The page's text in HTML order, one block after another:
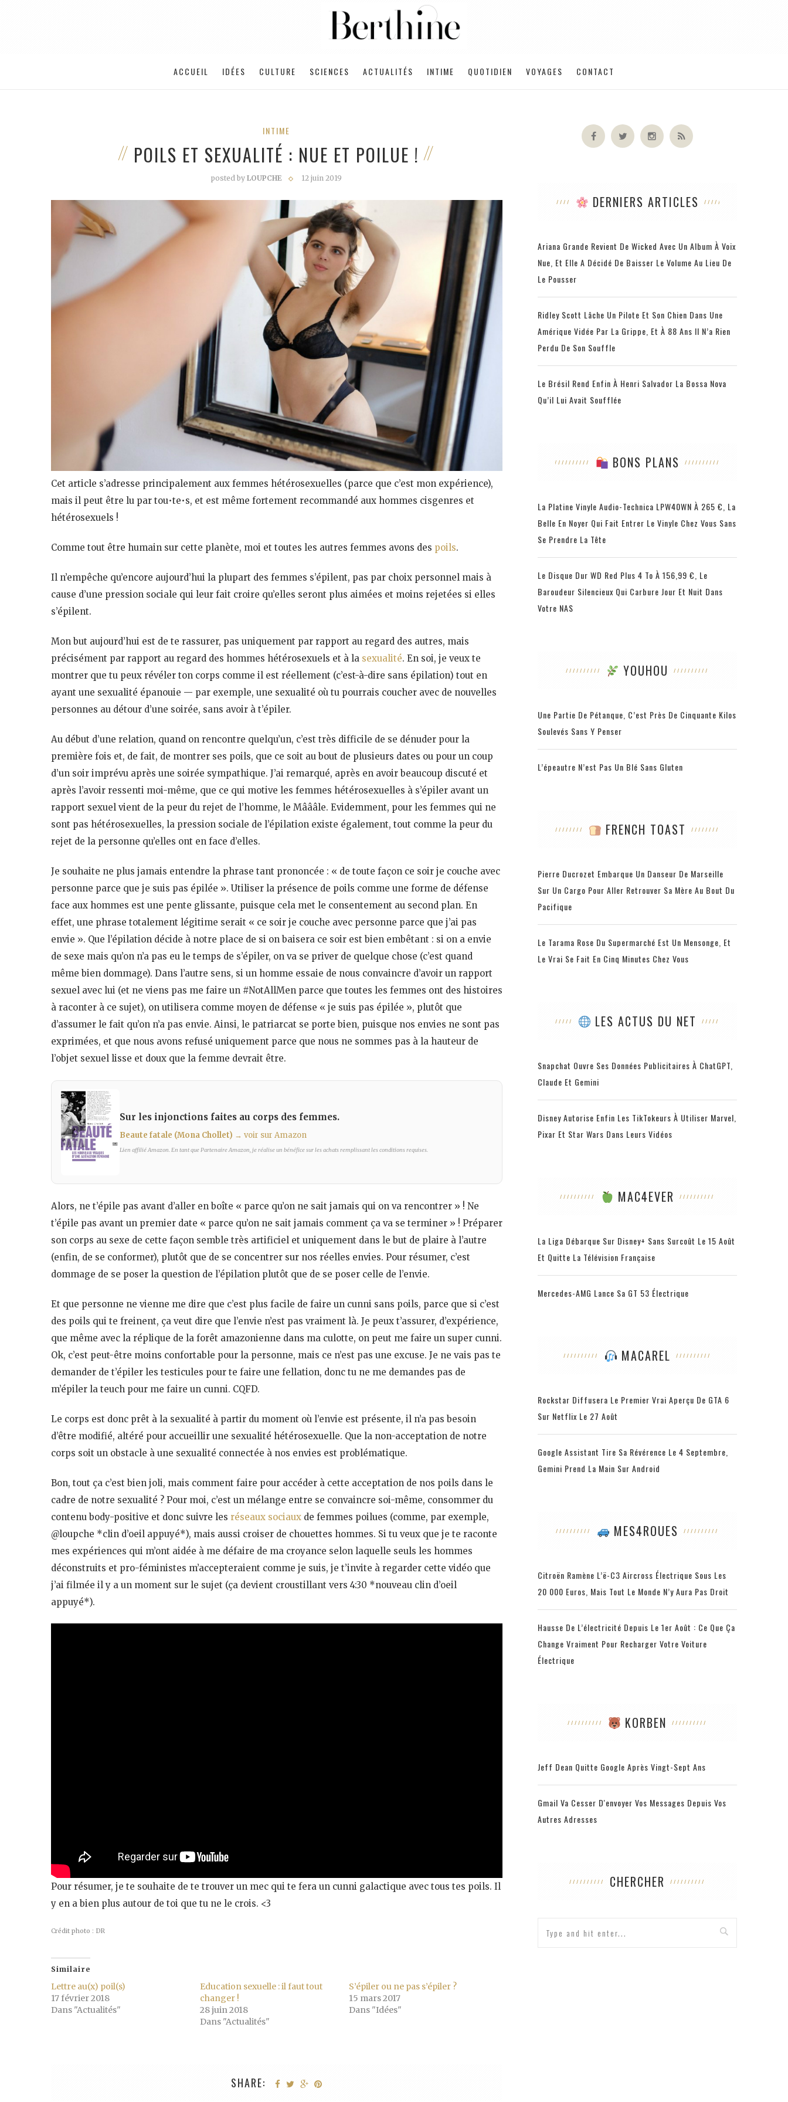
ACCUEIL IDÉES CULTURE SCIENCES ACTUALITÉS INTIME QUOTIDIEN VOYAGES CONTACT
INTIME
POILS ET SEXUALITÉ : NUE ET POILUE !
posted byLOUPCHE 12 juin 2019
Cet article s’adresse principalement aux femmes hétérosexuelles (parce que c’est mon expérience),
mais il peut être lu par tou•te•s, et est même fortement recommandé aux hommes cisgenres et
hétérosexuels !
Comme tout être humain sur cette planète, moi et toutes les autres femmes avons des poils.
Il n’empêche qu’encore aujourd’hui la plupart des femmes s’épilent, pas par choix personnel mais à
cause d’une pression sociale qui leur fait croire qu’elles seront plus aimées et moins rejetées si elles
s’épilent.
Mon but aujourd’hui est de te rassurer, pas uniquement par rapport au regard des autres, mais
précisément par rapport au regard des hommes hétérosexuels et à la sexualité. En soi, je veux te
montrer que tu peux révéler ton corps comme il est réellement (c’est-à-dire sans épilation) tout en
ayant une sexualité épanouie — par exemple, une sexualité où tu pourrais coucher avec de nouvelles
personnes au détour d’une soirée, sans avoir à t’épiler.
Au début d’une relation, quand on rencontre quelqu’un, c’est très difficile de se dénuder pour la
première fois et, de fait, de montrer ses poils, que ce soit au bout de plusieurs dates ou pour un coup
d’un soir imprévu après une soirée sympathique. J’ai remarqué, après en avoir beaucoup discuté et
après l’avoir ressenti moi-même, que ce qui motive les femmes hétérosexuelles à s’épiler avant un
rapport sexuel vient de la peur du rejet de l’homme, le Mâââle. Evidemment, pour les femmes qui ne
sont pas hétérosexuelles, la pression sociale de l’épilation existe également, tout comme la peur du
rejet de la personne qu’elles ont en face d’elles.
Je souhaite ne plus jamais entendre la phrase tant prononcée : « de toute façon ce soir je couche avec
personne parce que je suis pas épilée ». Utiliser la présence de poils comme une forme de défense
face aux hommes est une pente glissante, puisque cela met le consentement au second plan. En
effet, une phrase totalement légitime serait « ce soir je couche avec personne parce que j’ai pas
envie ». Que l’épilation décide à notre place de si on baisera ce soir est bien embêtant : si on a envie
de sexe mais qu’on n’a pas eu le temps de s’épiler, on va se priver de quelque chose (c’est quand
même bien dommage). Dans l’autre sens, si un homme essaie de nous convaincre d’avoir un rapport
sexuel avec lui (et ne viens pas me faire un #NotAllMen parce que toutes les femmes ont des histoires
à raconter à ce sujet), on utilisera comme moyen de défense « je suis pas épilée », plutôt que
d’assumer le fait qu’on n’a pas envie. Ainsi, le patriarcat se porte bien, puisque nos envies ne sont pas
exprimées, et que nous avons refusé uniquement parce que nous ne sommes pas à la hauteur de
l’objet sexuel lisse et doux que la femme devrait être.
Sur les injonctions faites au corps des femmes.
Beaute fatale (Mona Chollet) → voir sur Amazon
Lien affilié Amazon. En tant que Partenaire Amazon, je réalise un bénéfice sur les achats remplissant les conditions requises.
Alors, ne t’épile pas avant d’aller en boîte « parce qu’on ne sait jamais qui on va rencontrer » ! Ne
t’épile pas avant un premier date « parce qu’on ne sait jamais comment ça va se terminer » ! Préparer
son corps au sexe de cette façon semble très artificiel et uniquement dans le but de plaire à l’autre
(enfin, de se conformer), plutôt que de se concentrer sur nos réelles envies. Pour résumer, c’est
dommage de se poser la question de l’épilation plutôt que de se poser celle de l’envie.
Et que personne ne vienne me dire que c’est plus facile de faire un cunni sans poils, parce que si c’est
des poils qui te freinent, ça veut dire que l’envie n’est pas vraiment là. Je peux t’assurer, d’expérience,
que même avec la réplique de la forêt amazonienne dans ma culotte, on peut me faire un super cunni.
Ok, c’est peut-être moins confortable pour la personne, mais ce n’est pas une excuse. Je ne vais pas te
demander de t’épiler les testicules pour te faire une fellation, donc tu ne me demandes pas de
m’épiler la teuch pour me faire un cunni. CQFD.
Le corps est donc prêt à la sexualité à partir du moment où l’envie est présente, il n’a pas besoin
d’être modifié, altéré pour accueillir une sexualité hétérosexuelle. Que la non-acceptation de notre
corps soit un obstacle à une sexualité connectée à nos envies est problématique.
Bon, tout ça c’est bien joli, mais comment faire pour accéder à cette acceptation de nos poils dans le
cadre de notre sexualité ? Pour moi, c’est un mélange entre se convaincre soi-même, consommer du
contenu body-positive et donc suivre les réseaux sociaux de femmes poilues (comme, par exemple,
@loupche *clin d’oeil appuyé*), mais aussi croiser de chouettes hommes. Si tu veux que je te raconte
mes expériences qui m’ont aidée à me défaire de ma croyance selon laquelle seuls les hommes
déconstruits et pro-féministes m’accepteraient comme je suis, je t’invite à regarder cette vidéo que
j’ai filmée il y a un moment sur le sujet (ça devient croustillant vers 4:30 *nouveau clin d’oeil
appuyé*).
Pour résumer, je te souhaite de te trouver un mec qui te fera un cunni galactique avec tous tes poils. Il
y en a bien plus autour de toi que tu ne le crois. <3
Crédit photo : DR
Similaire
Lettre au(x) poil(s)
17 février 2018
Dans "Actualités"
Education sexuelle : il faut tout
changer !
28 juin 2018
Dans "Actualités"
S’épiler ou ne pas s’épiler ?
15 mars 2017
Dans "Idées"
SHARE:
DERNIERS ARTICLES
Ariana Grande Revient De Wicked Avec Un Album À Voix
Nue, Et Elle A Décidé De Baisser Le Volume Au Lieu De
Le Pousser
Ridley Scott Lâche Un Pilote Et Son Chien Dans Une
Amérique Vidée Par La Grippe, Et À 88 Ans Il N’a Rien
Perdu De Son Souffle
Le Brésil Rend Enfin À Henri Salvador La Bossa Nova
Qu’il Lui Avait Soufflée
BONS PLANS
La Platine Vinyle Audio-Technica LPW40WN À 265 €, La
Belle En Noyer Qui Fait Entrer Le Vinyle Chez Vous Sans
Se Prendre La Tête
Le Disque Dur WD Red Plus 4 To À 156,99 €, Le
Baroudeur Silencieux Qui Carbure Jour Et Nuit Dans
Votre NAS
YOUHOU
Une Partie De Pétanque, C’est Près De Cinquante Kilos
Soulevés Sans Y Penser
L’épeautre N’est Pas Un Blé Sans Gluten
FRENCH TOAST
Pierre Ducrozet Embarque Un Danseur De Marseille
Sur Un Cargo Pour Aller Retrouver Sa Mère Au Bout Du
Pacifique
Le Tarama Rose Du Supermarché Est Un Mensonge, Et
Le Vrai Se Fait En Cinq Minutes Chez Vous
LES ACTUS DU NET
Snapchat Ouvre Ses Données Publicitaires À ChatGPT,
Claude Et Gemini
Disney Autorise Enfin Les TikTokeurs À Utiliser Marvel,
Pixar Et Star Wars Dans Leurs Vidéos
MAC4EVER
La Liga Débarque Sur Disney+ Sans Surcoût Le 15 Août
Et Quitte La Télévision Française
Mercedes-AMG Lance Sa GT 53 Électrique
MACAREL
Rockstar Diffusera Le Premier Vrai Aperçu De GTA 6
Sur Netflix Le 27 Août
Google Assistant Tire Sa Révérence Le 4 Septembre,
Gemini Prend La Main Sur Android
MES4ROUES
Citroën Ramène L’ë-C3 Aircross Électrique Sous Les
20 000 Euros, Mais Tout Le Monde N’y Aura Pas Droit
Hausse De L’électricité Depuis Le 1er Août : Ce Que Ça
Change Vraiment Pour Recharger Votre Voiture
Électrique
KORBEN
Jeff Dean Quitte Google Après Vingt-Sept Ans
Gmail Va Cesser D'envoyer Vos Messages Depuis Vos
Autres Adresses
CHERCHER